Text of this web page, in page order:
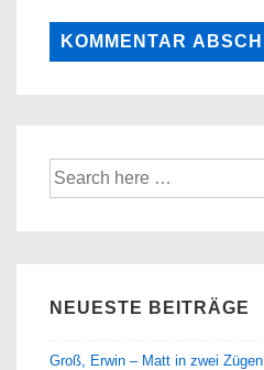
Suche
nach:
NEUESTE BEITRÄGE
Groß, Erwin – Matt in zwei Zügen